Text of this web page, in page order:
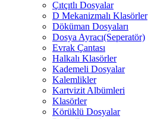
Çıtçıtlı Dosyalar
D Mekanizmalı Klasörler
Döküman Dosyaları
Dosya Ayracı(Seperatör)
Evrak Çantası
Halkalı Klasörler
Kademeli Dosyalar
Kalemlikler
Kartvizit Albümleri
Klasörler
Körüklü Dosyalar